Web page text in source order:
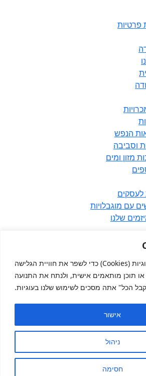
אנחנו משתמשים בעוגיות (Cookies) כדי לשפר את חוויית הגלישה
תוכן מותאמים אישית, ולנתח את התנועה
הכל" אתה מסכים לשימוש שלנו בעוגיות.
ניהול
חסימה
אישור
פרטיות
הנפש
וסביבה
מזון ומים
לעסקים
עם מוגבלויות
שלנו